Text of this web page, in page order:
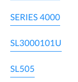
SERIES 4000
SL3000101U
SL505